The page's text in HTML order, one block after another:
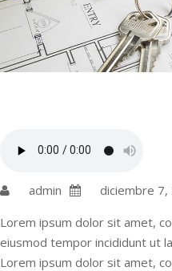
admin diciembre 7,
Lorem ipsum dolor sit amet,
eiusmod tempor incididunt ut
Lorem ipsum dolor sit amet,